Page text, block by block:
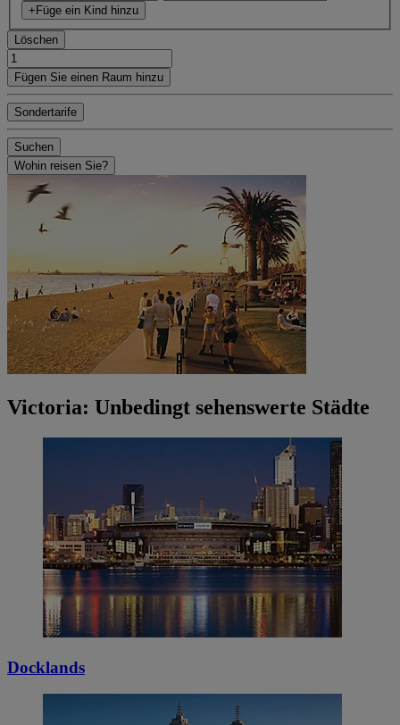
+Füge ein Kind hinzu
Löschen
Fügen Sie einen Raum hinzu
Sondertarife
Suchen
Wohin reisen Sie?
Victoria: Unbedingt sehenswerte Städte
Docklands